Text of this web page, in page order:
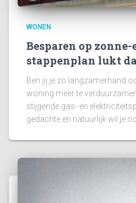
WONEN
Besparen op
stappenplan lukt
Ben jij je zo langzamerhand
woning meer te
stijgende gas- en
gedachte en natuurlijk wil je